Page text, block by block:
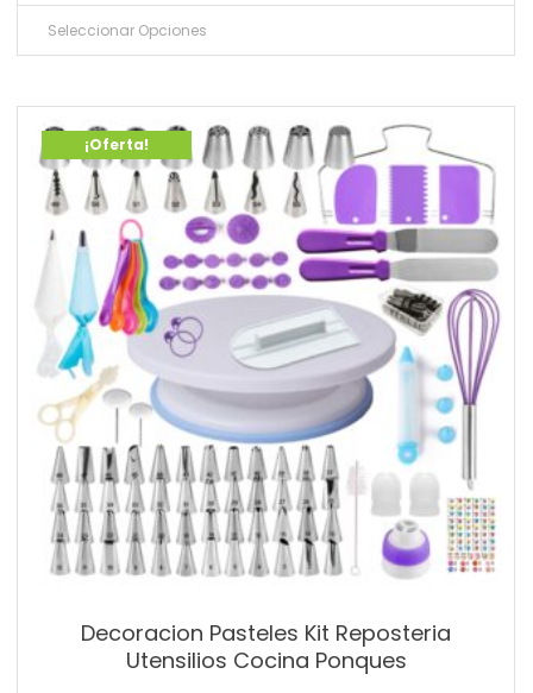
de 5
Seleccionar Opciones
¡Oferta!
Decoracion Pasteles Kit Reposteria
Utensilios Cocina Ponques